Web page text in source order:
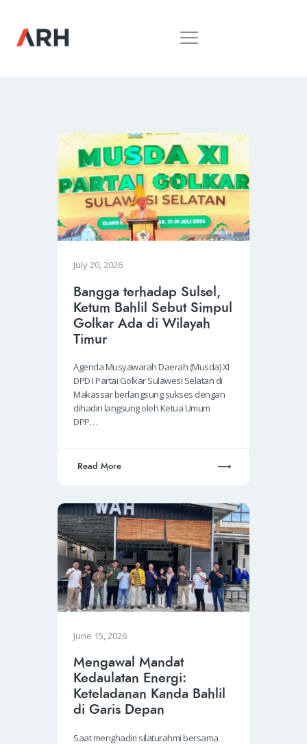
MUH. ARIEF ROSYID
RILIS MEDIA
BUKU
PIDATO
KEBUDAYAAN
KENALAN
July 20, 2026
Bangga terhadap Sulsel,
Ketum Bahlil Sebut Simpul
Golkar Ada di Wilayah
Timur
Agenda Musyawarah Daerah (Musda) XI
DPD I Partai Golkar Sulawesi Selatan di
Makassar berlangsung sukses dengan
dihadiri langsung oleh Ketua Umum
DPP…
Read More
June 15, 2026
Mengawal Mandat
Kedaulatan Energi:
Keteladanan Kanda Bahlil
di Garis Depan
Saat menghadiri silaturahmi bersama